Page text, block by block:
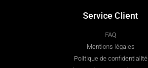
Service Client
FAQ
Mentions légales
Politique de confidentialité